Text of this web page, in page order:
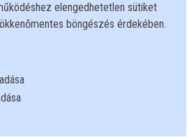
népdalokat, emlékezzenek jó
tanítóikra. A dalokat a MuseScore
vettem fel videóra. Ajánlom
a szöveghez alkalmazkodó ritmussal
persze egy számítógépes
mértékben követni. Talán néha a
A hangmagasságot
elengedhetetlen sütiket
böngészés érdekében.